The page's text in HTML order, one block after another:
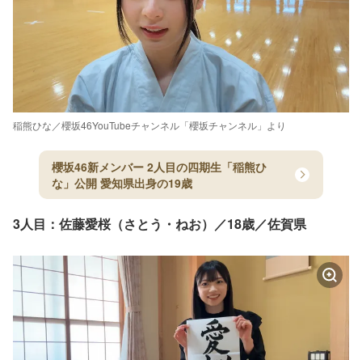
稲熊ひな／櫻坂46YouTubeチャンネル「櫻坂チャンネル」より
櫻坂46新メンバー 2人目の四期生「稲熊ひ
な」公開 愛知県出身の19歳
3人目：佐藤愛桜（さとう・ねお）／18歳／佐賀県